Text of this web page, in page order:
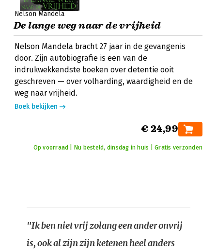
Nelson Mandela
De lange weg naar de vrijheid
Nelson Mandela bracht 27 jaar in de gevangenis
door. Zijn autobiografie is een van de
indrukwekkendste boeken over detentie ooit
geschreven — over volharding, waardigheid en de
weg naar vrijheid.
Boek bekijken
€ 24,99
Op voorraad | Nu besteld, dinsdag in huis | Gratis verzonden
"Ik ben niet vrij zolang een ander onvrij
is, ook al zijn zijn ketenen heel anders